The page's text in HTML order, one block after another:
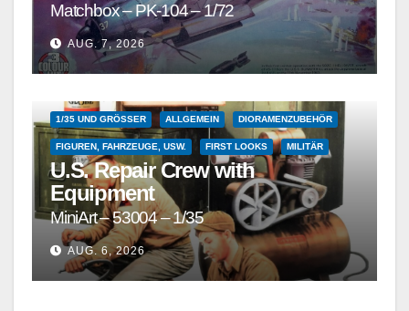
Matchbox – PK-104 – 1/72
AUG. 7, 2026
1/35 UND GRÖSSER ALLGEMEIN DIORAMENZUBEHÖR
FIGUREN, FAHRZEUGE, USW. FIRST LOOKS MILITÄR
U.S. Repair Crew with
Equipment
MiniArt – 53004 – 1/35
AUG. 6, 2026